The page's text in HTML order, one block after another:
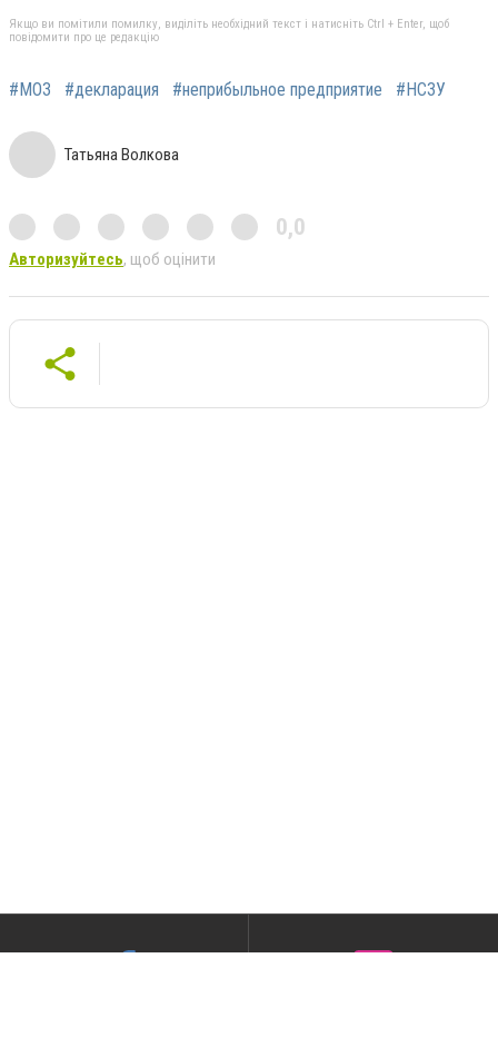
Якщо ви помітили помилку, виділіть необхідний текст і натисніть Ctrl + Enter, щоб
повідомити про це редакцію
#МОЗ #декларация #неприбыльное предприятие #НСЗУ
Татьяна Волкова
0,0
Авторизуйтесь, щоб оцінити